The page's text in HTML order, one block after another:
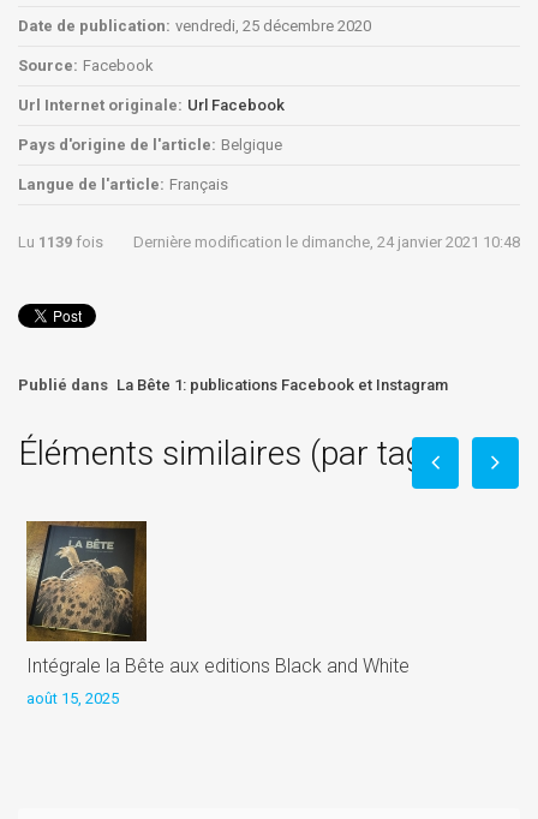
Date de publication: vendredi, 25 décembre 2020
Source: Facebook
Url Internet originale: Url Facebook
Pays d'origine de l'article: Belgique
Langue de l'article: Français
Lu 1139 fois Dernière modification le dimanche, 24 janvier 2021 10:48
Publié dans La Bête 1: publications Facebook et Instagram
Éléments similaires (par tag)
Intégrale la Bête aux editions Black and White
août 15, 2025